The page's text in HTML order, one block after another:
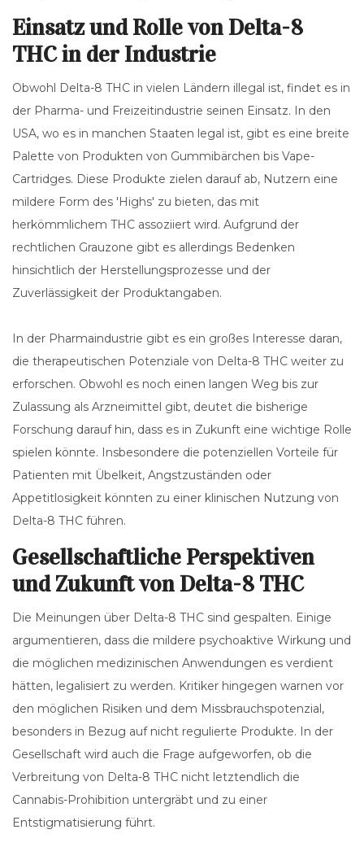
Einsatz und Rolle von Delta-8
THC in der Industrie
Obwohl Delta-8 THC in vielen Ländern illegal ist, findet es in
der Pharma- und Freizeitindustrie seinen Einsatz. In den
USA, wo es in manchen Staaten legal ist, gibt es eine breite
Palette von Produkten von Gummibärchen bis Vape-
Cartridges. Diese Produkte zielen darauf ab, Nutzern eine
mildere Form des 'Highs' zu bieten, das mit
herkömmlichem THC assoziiert wird. Aufgrund der
rechtlichen Grauzone gibt es allerdings Bedenken
hinsichtlich der Herstellungsprozesse und der
Zuverlässigkeit der Produktangaben.
In der Pharmaindustrie gibt es ein großes Interesse daran,
die therapeutischen Potenziale von Delta-8 THC weiter zu
erforschen. Obwohl es noch einen langen Weg bis zur
Zulassung als Arzneimittel gibt, deutet die bisherige
Forschung darauf hin, dass es in Zukunft eine wichtige Rolle
spielen könnte. Insbesondere die potenziellen Vorteile für
Patienten mit Übelkeit, Angstzuständen oder
Appetitlosigkeit könnten zu einer klinischen Nutzung von
Delta-8 THC führen.
Gesellschaftliche Perspektiven
und Zukunft von Delta-8 THC
Die Meinungen über Delta-8 THC sind gespalten. Einige
argumentieren, dass die mildere psychoaktive Wirkung und
die möglichen medizinischen Anwendungen es verdient
hätten, legalisiert zu werden. Kritiker hingegen warnen vor
den möglichen Risiken und dem Missbrauchspotenzial,
besonders in Bezug auf nicht regulierte Produkte. In der
Gesellschaft wird auch die Frage aufgeworfen, ob die
Verbreitung von Delta-8 THC nicht letztendlich die
Cannabis-Prohibition untergräbt und zu einer
Entstigmatisierung führt.